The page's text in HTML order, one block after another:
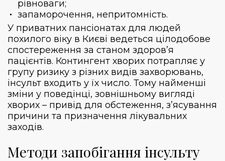
рівноваги;
запаморочення, непритомність.
У приватних пансіонатах для людей
похилого віку в Києві ведеться цілодобове
спостереження за станом здоров’я
пацієнтів. Контингент хворих потрапляє у
групу ризику з різних видів захворювань,
інсульт входить у їх число. Тому найменші
зміни у поведінці, зовнішньому вигляді
хворих – привід для обстеження, з’ясування
причини та призначення лікувальних
заходів.
Методи запобігання інсульту